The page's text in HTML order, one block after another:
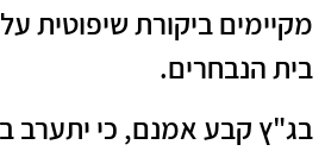
מקיימים ביקורת שיפוטית
בית הנבחרים.
בג"ץ קבע אמנם, כי יתערב